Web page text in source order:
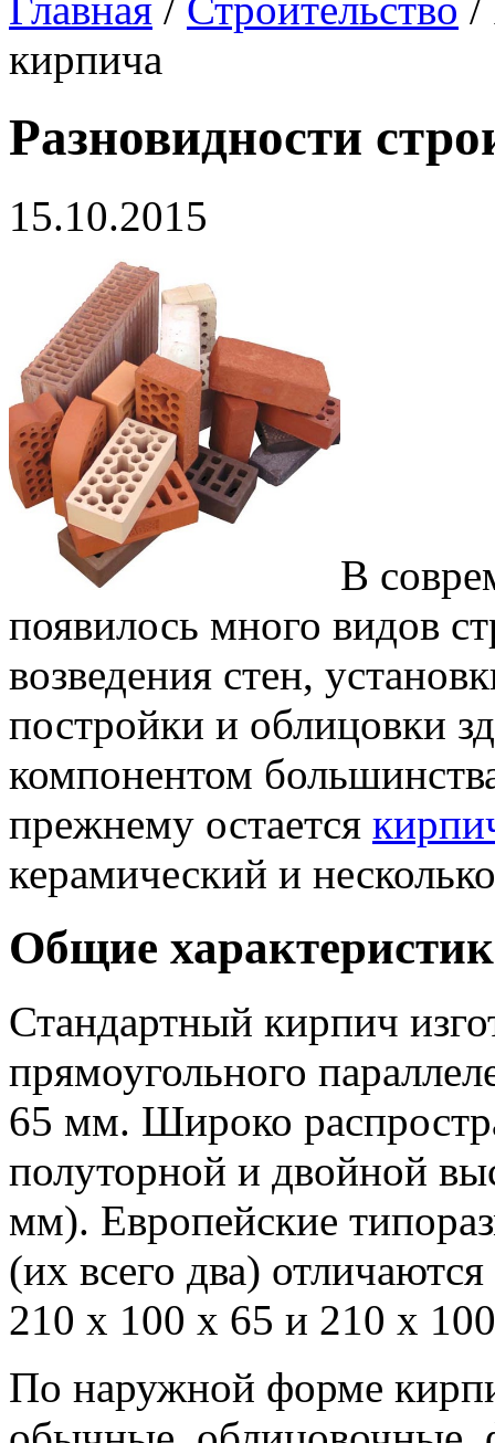
кирпича
Разновидности
15.10.2015
В
появилось много видов
возведения стен,
постройки и облицовки
компонентом
прежнему остается
керамический и
Общие
Стандартный кирпич
прямоугольного
65 мм. Широко
полуторной и двойной
мм). Европейские
(их всего два)
210 х 100 х 65 и 210 х
По наружной форме